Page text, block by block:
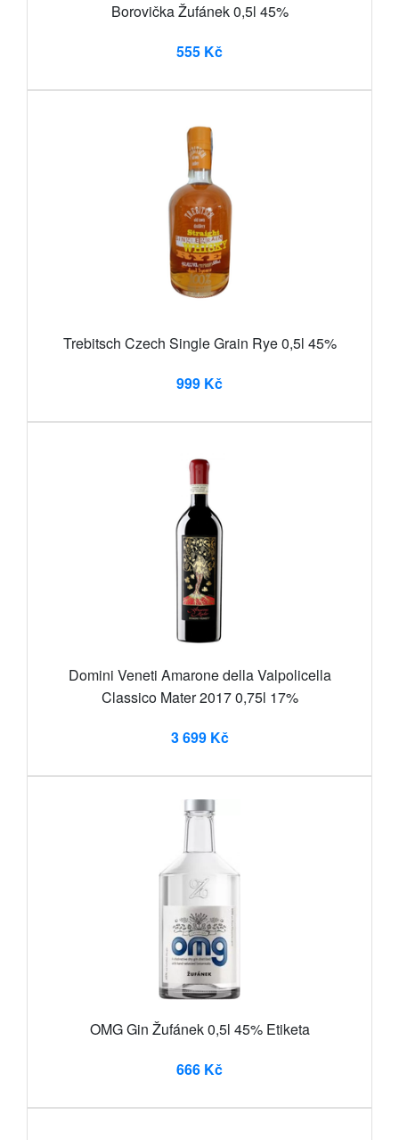
Borovička Žufánek 0,5l 45%
555 Kč
Trebitsch Czech Single Grain Rye 0,5l 45%
999 Kč
Domini Veneti Amarone della Valpolicella
Classico Mater 2017 0,75l 17%
3 699 Kč
OMG Gin Žufánek 0,5l 45% Etiketa
666 Kč